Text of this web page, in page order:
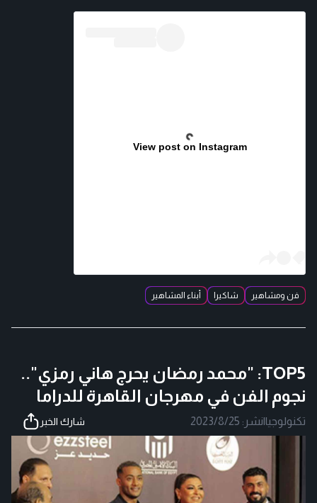
View post on Instagram
فن ومشاهير شاكيرا أبناء المشاهير
TOP5: "محمد رمضان يحرج هاني رمزي"..
نجوم الفن في مهرجان القاهرة للدراما
تكنولوجيا|نشر: 2023/8/25 شارك الخبر